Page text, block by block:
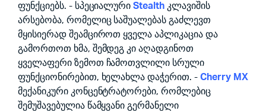
ფუნქციებს. - სპეციალურიStealth კლავიშის
არსებობა, რომელიც საშუალებას გაძლევთ
მყისიერად შეამციროთ ყველა აპლიკაცია და
გამორთოთ ხმა, შემდეგ კი აღადგინოთ
ყველაფერი ზემოთ ჩამოთვლილი სრული
ფუნქციონირებით, ხელახლა დაჭერით. - Cherry MX
მექანიკური კონცენტრატორები, რომლებიც
შემუშავებულია წამყვანი გერმანელი